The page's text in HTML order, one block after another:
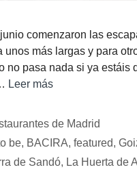
comenzaron las
unos más largas y para
no pasa nada si ya estáis
Leer más
de Madrid
be, BACIRA, featured,
de Sandó, La Huerta de